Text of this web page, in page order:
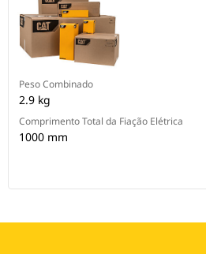
Peso Combinado
2.9 kg
Comprimento Total da Fiação Elétrica
1000 mm